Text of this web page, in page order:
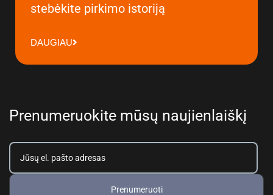
stebėkite pirkimo istoriją
DAUGIAU
Prenumeruokite mūsų naujienlaiškį
Prenumeruoti